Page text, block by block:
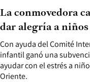
Con ayuda del Comité
infantil ganó una
ayudar con el estrés a
Oriente.
La conmovedora
dar alegría a